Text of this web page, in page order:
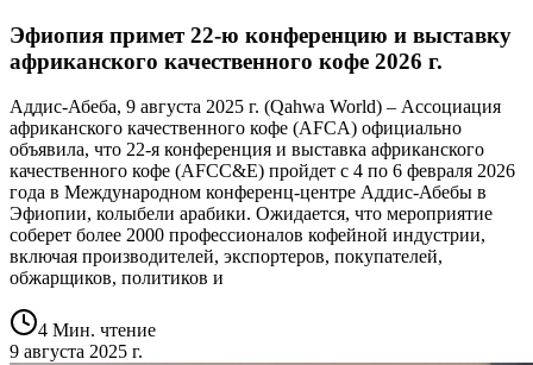
Эфиопия примет 22-ю конференцию и выставку
африканского качественного кофе 2026 г.
Аддис-Абеба, 9 августа 2025 г. (Qahwa World) – Ассоциация
африканского качественного кофе (AFCA) официально
объявила, что 22-я конференция и выставка африканского
качественного кофе (AFCC&E) пройдет с 4 по 6 февраля 2026
года в Международном конференц-центре Аддис-Абебы в
Эфиопии, колыбели арабики. Ожидается, что мероприятие
соберет более 2000 профессионалов кофейной индустрии,
включая производителей, экспортеров, покупателей,
обжарщиков, политиков и
4 Мин. чтение
9 августа 2025 г.